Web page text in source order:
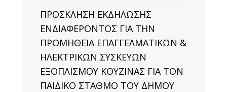
ΠΡΟΣΚΛΗΣΗ ΕΚΔΗΛΩΣΗΣ
ΕΝΔΙΑΦΕΡΟΝΤΟΣ ΓΙΑ ΤΗΝ
ΠΡΟΜΗΘΕΙΑ ΕΠΑΓΓΕΛΜΑΤΙΚΩΝ &
ΗΛΕΚΤΡΙΚΩΝ ΣΥΣΚΕΥΩΝ
ΕΞΟΠΛΙΣΜΟΥ ΚΟΥΖΙΝΑΣ ΓΙΑ ΤΟΝ
ΠΑΙΔΙΚΟ ΣΤΑΘΜΟ ΤΟΥ ΔΗΜΟΥ